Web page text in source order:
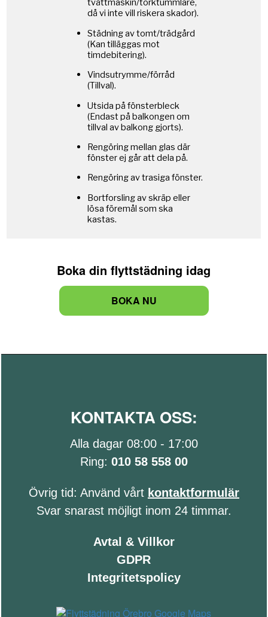
Boka din flyttstädning idag
BOKA NU
KONTAKTA OSS:
Alla dagar 08:00 - 17:00
Ring: 010 58 558 00
Övrig tid: Använd vårt kontaktformulär
Svar snarast möjligt inom 24 timmar.
Avtal & Villkor
GDPR
Integritetspolicy